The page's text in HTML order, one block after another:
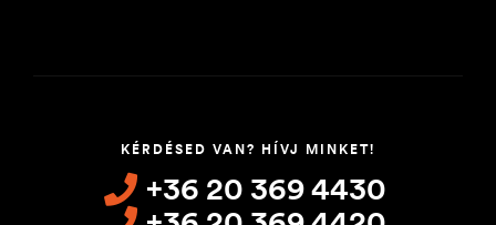
KÉRDÉSED VAN? HÍVJ MINKET!
+36 20 369 4430